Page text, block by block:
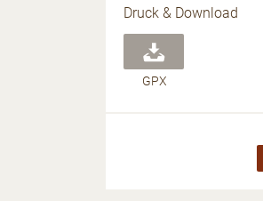
Druck & Download
GPX